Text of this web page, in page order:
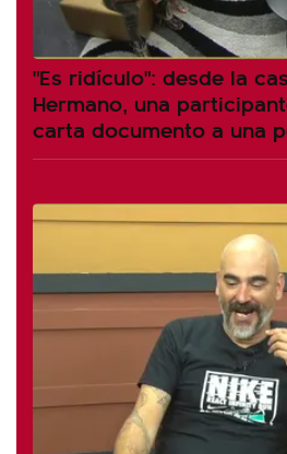
"Es ridículo": desde la
Hermano, una
carta documento a una